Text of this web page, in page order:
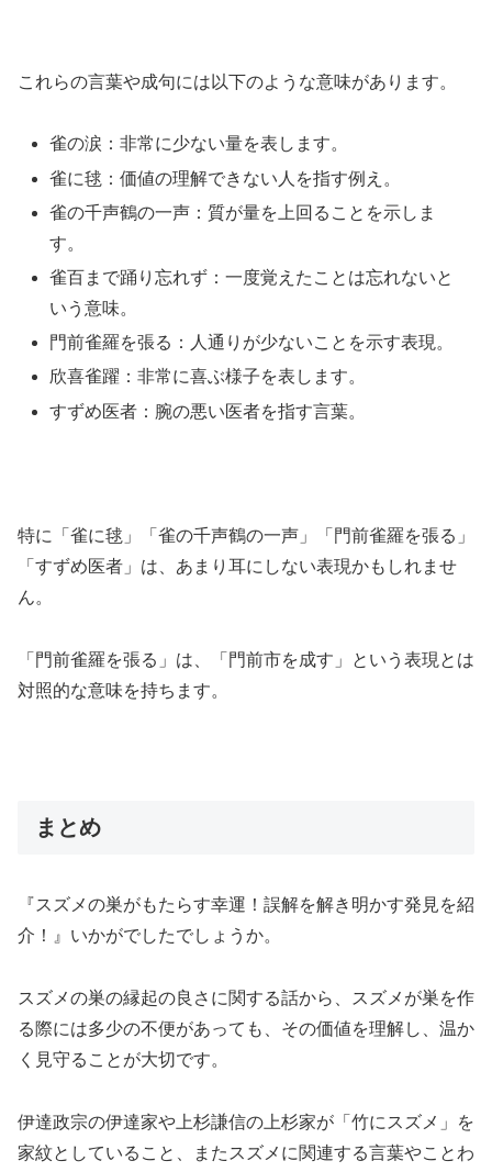
これらの言葉や成句には以下のような意味があります。
雀の涙：非常に少ない量を表します。
雀に毬：価値の理解できない人を指す例え。
雀の千声鶴の一声：質が量を上回ることを示しま
す。
雀百まで踊り忘れず：一度覚えたことは忘れないと
いう意味。
門前雀羅を張る：人通りが少ないことを示す表現。
欣喜雀躍：非常に喜ぶ様子を表します。
すずめ医者：腕の悪い医者を指す言葉。
特に「雀に毬」「雀の千声鶴の一声」「門前雀羅を張る」
「すずめ医者」は、あまり耳にしない表現かもしれませ
ん。
「門前雀羅を張る」は、「門前市を成す」という表現とは
対照的な意味を持ちます。
まとめ
『スズメの巣がもたらす幸運！誤解を解き明かす発見を紹
介！』いかがでしたでしょうか。
スズメの巣の縁起の良さに関する話から、スズメが巣を作
る際には多少の不便があっても、その価値を理解し、温か
く見守ることが大切です。
伊達政宗の伊達家や上杉謙信の上杉家が「竹にスズメ」を
家紋としていること、またスズメに関連する言葉やことわ